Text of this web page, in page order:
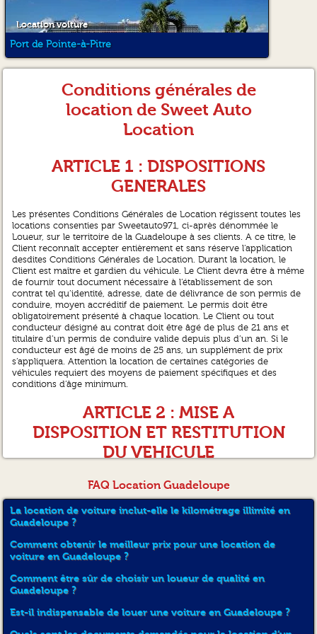
Location voiture
Port de Pointe-à-Pitre
Conditions générales de
location de Sweet Auto
Location
ARTICLE 1 : DISPOSITIONS
GENERALES
Les présentes Conditions Générales de Location régissent toutes les
locations consenties par Sweetauto971, ci-après dénommée le
Loueur, sur le territoire de la Guadeloupe à ses clients. A ce titre, le
Client reconnaît accepter entièrement et sans réserve l’application
desdites Conditions Générales de Location. Durant la location, le
Client est maître et gardien du véhicule. Le Client devra être à même
de fournir tout document nécessaire à l’établissement de son
contrat tel qu’identité, adresse, date de délivrance de son permis de
conduire, moyen accréditif de paiement. Le permis doit être
obligatoirement présenté à chaque location. Le Client ou tout
conducteur désigné au contrat doit être âgé de plus de 21 ans et
titulaire d’un permis de conduire valide depuis plus d’un an. Si le
conducteur est âgé de moins de 25 ans, un supplément de prix
s’appliquera. Attention la location de certaines catégories de
véhicules requiert des moyens de paiement spécifiques et des
conditions d’âge minimum.
ARTICLE 2 : MISE A
DISPOSITION ET RESTITUTION
DU VEHICULE
Le véhicule est mis à la disposition du Client à une agence du
Loueur ; il devra être restitué à l’endroit, à la date et à l’heure prévue
d’ouverture des agences. Dans le cas où le Client est autorisé à
restituer le véhicule ailleurs que dans une agence du Loueur, le
Loueur l’ait pris en charge. En aucun cas le Client n’est autorisé a
déposé le véhicule ailleurs qu’à l’agence prévue sur son contrat. Si le
Loueur sur son contrat, il s’expose à une pénalité forfaitaire de 100 €
pour frais d’abandon, plus des frais de rapatriement du véhicule
récupération. Pour toute mise à disposition du véhicule en dehors
FAQ Location Guadeloupe
La location de voiture inclut-elle le kilométrage illimité en
Guadeloupe ?
Comment obtenir le meilleur prix pour une location de
voiture en Guadeloupe ?
Comment être sûr de choisir un loueur de qualité en
Guadeloupe ?
Est-il indispensable de louer une voiture en Guadeloupe ?